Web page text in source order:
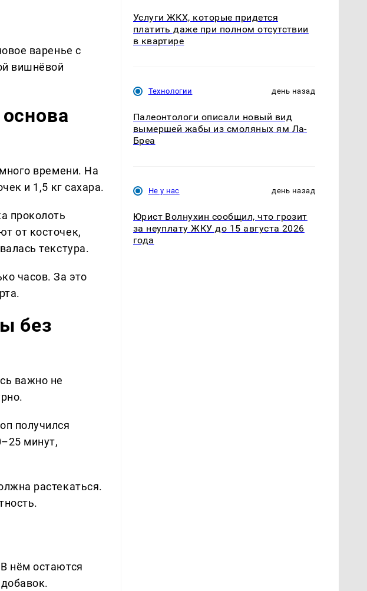
варенье с
вишнёвой
времени. На
и 1,5 кг сахара.
проколоть
от косточек,
текстура.
часов. За это
без
важно не
получился
минут,
растекаться.
нём остаются
Услуги ЖКХ, которые придется
платить даже при полном отсутствии
в квартире
Технологии день назад
Палеонтологи описали новый вид
вымершей жабы из смоляных ям Ла-
Бреа
Не у нас день назад
Юрист Волнухин сообщил, что грозит
за неуплату ЖКУ до 15 августа 2026
года